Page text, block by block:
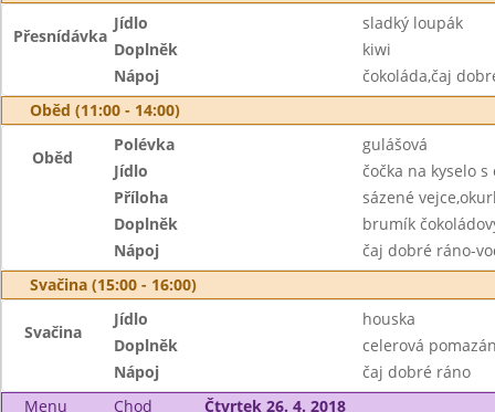
Přesnídávka
Jídlo
sladký loupák
Doplněk
kiwi
Nápoj
čokoláda,čaj
Oběd (11:00 - 14:00)
Oběd
Polévka
gulášová
Jídlo
čočka na kyselo
Příloha
sázené
Doplněk
brumík
Nápoj
čaj dobré ráno-
Svačina (15:00 - 16:00)
Svačina
Jídlo
houska
Doplněk
celerová
Nápoj
čaj dobré ráno
Menu
Chod Čtvrtek 26. 4. 2018